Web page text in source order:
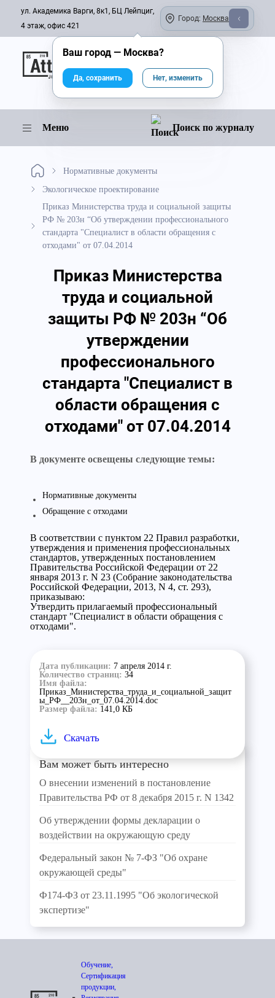
ул. Академика Варги, 8к1, БЦ Лейпциг,
4 этаж, офис 421
Город: Москва
Онлайн-журнал
Меню Поиск по журналу
Нормативные документы
Экологическое проектирование
Приказ Министерства труда и социальной защиты
РФ № 203н “Об утверждении профессионального
стандарта "Специалист в области обращения с
отходами" от 07.04.2014
Приказ Министерства
труда и социальной
защиты РФ № 203н “Об
утверждении
профессионального
стандарта "Специалист в
области обращения с
отходами" от 07.04.2014
В документе освещены следующие темы:
Нормативные документы
Обращение с отходами
В соответствии с пунктом 22 Правил разработки,
утверждения и применения профессиональных
стандартов, утвержденных постановлением
Правительства Российской Федерации от 22
января 2013 г. N 23 (Собрание законодательства
Российской Федерации, 2013, N 4, ст. 293),
приказываю:
Утвердить прилагаемый профессиональный
стандарт "Специалист в области обращения с
отходами".
Дата публикации: 7 апреля 2014 г.
Количество страниц: 34
Имя файла:
Приказ_Министерства_труда_и_социальной_защит
ы_РФ__203н_от_07.04.2014.doc
Размер файла: 141,0 КБ
Скачать
Вам может быть интересно
О внесении изменений в постановление
Правительства РФ от 8 декабря 2015 г. N 1342
Об утверждении формы декларации о
воздействии на окружающую среду
Федеральный закон № 7-ФЗ "Об охране
окружающей среды"
Ф174-ФЗ от 23.11.1995 "Об экологической
экспертизе"
Обучение,
Сертификация
продукции,
Ваш город — Москва?
Да, сохранить Нет, изменить